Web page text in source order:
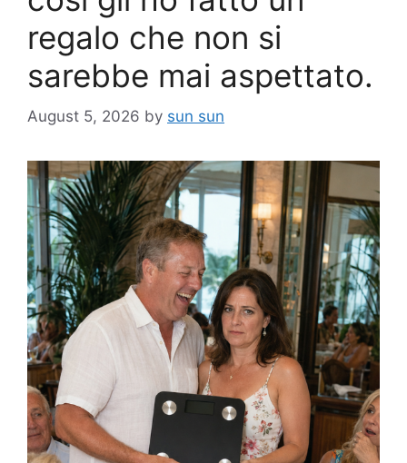
regalo che non si
sarebbe mai aspettato.
August 5, 2026 by sun sun